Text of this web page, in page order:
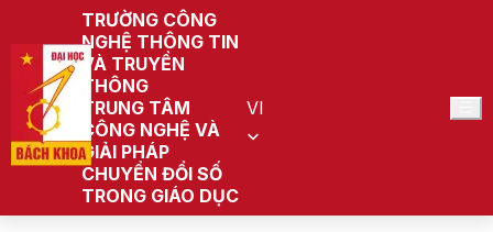
TRƯỜNG CÔNG
NGHỆ THÔNG TIN
VÀ TRUYỀN
THÔNG
TRUNG TÂM
CÔNG NGHỆ VÀ
GIẢI PHÁP
CHUYỂN ĐỔI SỐ
TRONG GIÁO DỤC
VI